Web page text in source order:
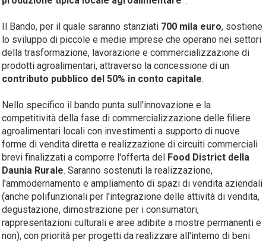
Il Bando, per il quale saranno stanziati 700 mila euro, sostiene
lo sviluppo di piccole e medie imprese che operano nei settori
della trasformazione, lavorazione e commercializzazione di
prodotti agroalimentari, attraverso la concessione di un
contributo pubblico del 50% in conto capitale.
Nello specifico il bando punta sull'innovazione e la
competitività della fase di commercializzazione delle filiere
agroalimentari locali con investimenti a supporto di nuove
forme di vendita diretta e realizzazione di circuiti commerciali
brevi finalizzati a comporre l'offerta del Food District della
Daunia Rurale. Saranno sostenuti la realizzazione,
l'ammodernamento e ampliamento di spazi di vendita aziendali
(anche polifunzionali per l'integrazione delle attività di vendita,
degustazione, dimostrazione per i consumatori,
rappresentazioni culturali e aree adibite a mostre permanenti e
non), con priorità per progetti da realizzare all'interno di beni